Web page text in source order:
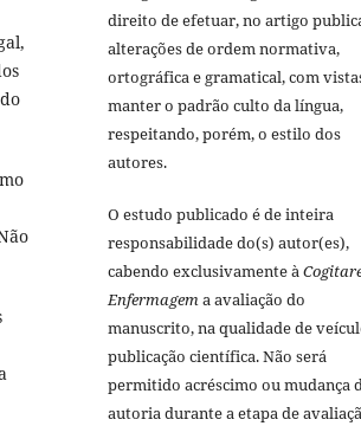
direito de efetuar, no artigo
alterações de ordem normativa,
ortográfica e gramatical, com
manter o padrão culto da língua,
respeitando, porém, o estilo dos
autores.
O estudo publicado é de inteira
responsabilidade do(s) autor(es),
cabendo exclusivamente à
Enfermagema avaliação do
manuscrito, na qualidade de
publicação científica. Não será
permitido acréscimo ou mudança
autoria durante a etapa de